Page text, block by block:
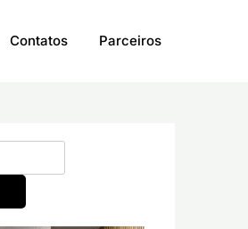
Contatos Parceiros